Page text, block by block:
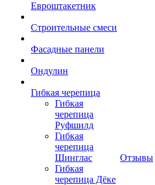
Евроштакетник
Строительные смеси
Фасадные панели
Ондулин
Гибкая черепица
Гибкая
черепица
Руфшилд
Гибкая
черепица
Шинглас
Гибкая
черепица Дёке
Отзывы